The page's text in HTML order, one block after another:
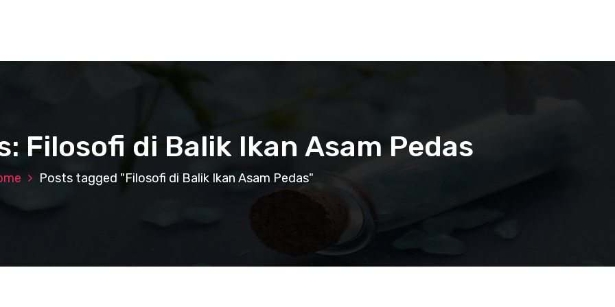
Filosofi di Balik Ikan Asam Pedas
Posts tagged "Filosofi di Balik Ikan Asam Pedas"